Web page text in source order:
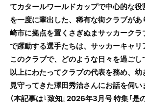
てカタールワールドカップで中心的な
を一度に輩出した、稀有な街クラブが
崎市に拠点を置くさぎぬまサッカークラ
で躍動する選手たちは、サッカーキャ
このクラブで、どのような日々を過ご
以上にわたってクラブの代表を務め、
見守ってきた澤田秀治さんにお話を伺い
（本記事は『致知』2026年3月号 特集「是